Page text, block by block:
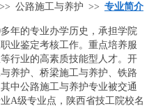
>> 公路施工与养护 >> 专业简介
年的专业办学历史，承担学院
业鉴定考核工作。重点培养服
行业的高素质技能型人才。开
养护、桥梁施工与养护、铁路
中公路施工与养护专业被交通
A级专业点，陕西省技工院校名